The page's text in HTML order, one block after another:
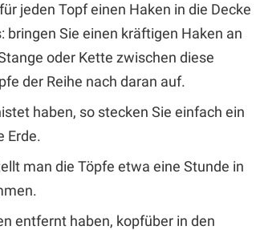
jeden Topf einen Haken in die Decke
bringen Sie einen kräftigen Haken an
oder Kette zwischen diese
der Reihe nach daran auf.
haben, so stecken Sie einfach ein
Erde.
man die Töpfe etwa eine Stunde in
entfernt haben, kopfüber in den